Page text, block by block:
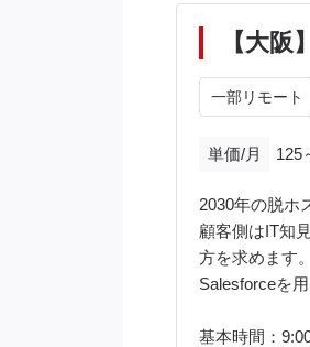
【大
一部リモート
単価/月 125
2030年の脱ホ
顧客側はIT知
方を求めます。
Salesforceを
基本時間：